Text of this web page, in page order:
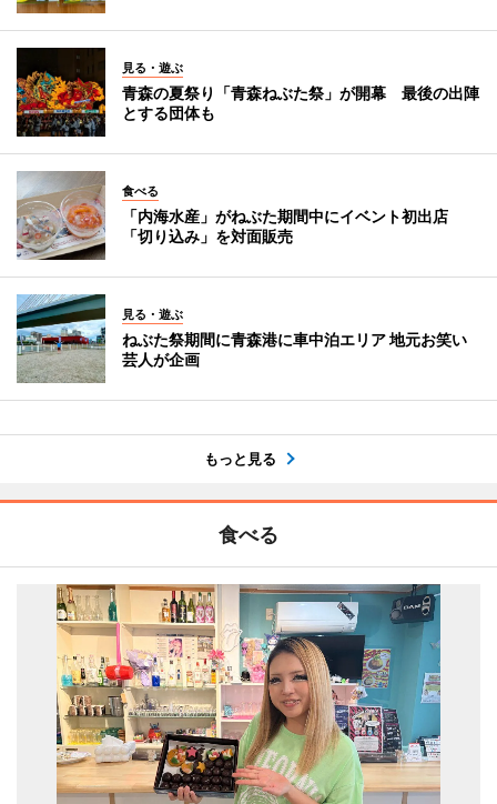
見る・遊ぶ
青森の夏祭り「青森ねぶた祭」が開幕 最後の出陣
とする団体も
食べる
「内海水産」がねぶた期間中にイベント初出店
「切り込み」を対面販売
見る・遊ぶ
ねぶた祭期間に青森港に車中泊エリア 地元お笑い
芸人が企画
もっと見る
食べる